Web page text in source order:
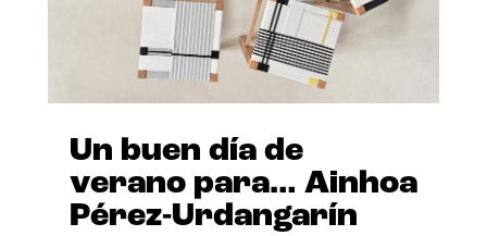
Un buen día de
verano para… Ainhoa
Pérez-Urdangarín